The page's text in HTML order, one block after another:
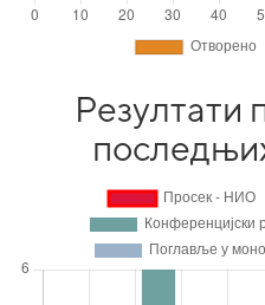
Резултати